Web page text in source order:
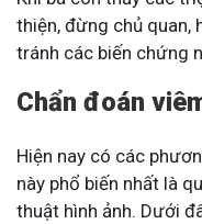
thiện, đừng chủ quan,
tránh các biến chứng
Chẩn đoán
Hiện nay có các
này phổ biến nhất là
thuật hình ảnh. Dưới